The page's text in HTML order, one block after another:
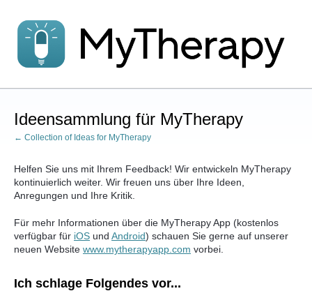
Inhalt
springen
Ideensammlung für MyTherapy
← Collection of Ideas for MyTherapy
Helfen Sie uns mit Ihrem Feedback! Wir entwickeln MyTherapy
kontinuierlich weiter. Wir freuen uns über Ihre Ideen,
Anregungen und Ihre Kritik.
Für mehr Informationen über die MyTherapy App (kostenlos
verfügbar für iOS und Android) schauen Sie gerne auf unserer
neuen Website www.mytherapyapp.com vorbei.
Ich schlage Folgendes vor...